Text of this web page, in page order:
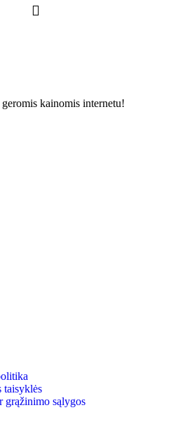
kainomis internetu!
taisyklės
grąžinimo sąlygos